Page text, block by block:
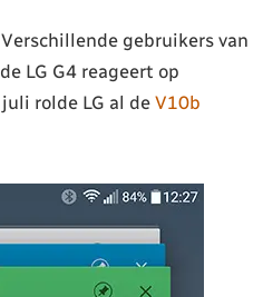
gebruikers van
LG G4 reageert op
rolde LG al de V10b